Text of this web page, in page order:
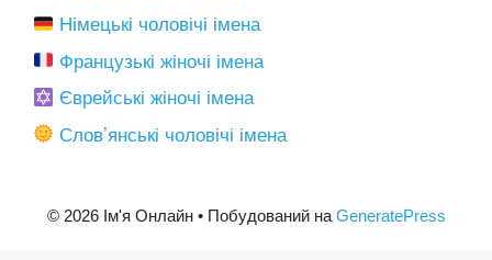
Німецькі чоловічі імена
Французькі жіночі імена
Єврейські жіночі імена
Словʼянські чоловічі імена
© 2026 Ім'я Онлайн• Побудований на GeneratePress